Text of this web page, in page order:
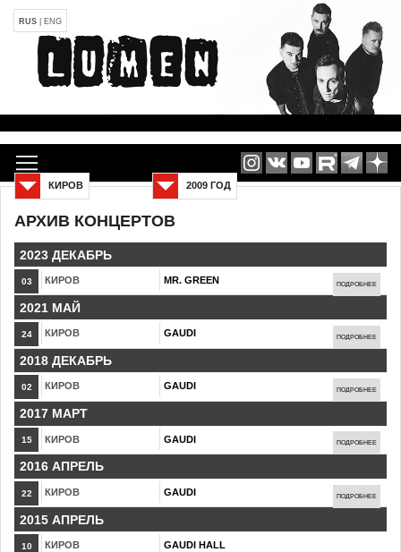
RUS ENG
АРХИВ КОНЦЕРТОВ
2009 ГОД
КИРОВ
2023 ДЕКАБРЬ
03 КИРОВ MR. GREEN ПОДРОБНЕЕ
2021 МАЙ
24 КИРОВ GAUDI ПОДРОБНЕЕ
2018 ДЕКАБРЬ
02 КИРОВ GAUDI ПОДРОБНЕЕ
2017 МАРТ
15 КИРОВ GAUDI ПОДРОБНЕЕ
2016 АПРЕЛЬ
22 КИРОВ GAUDI ПОДРОБНЕЕ
2015 АПРЕЛЬ
10 КИРОВ GAUDI HALL